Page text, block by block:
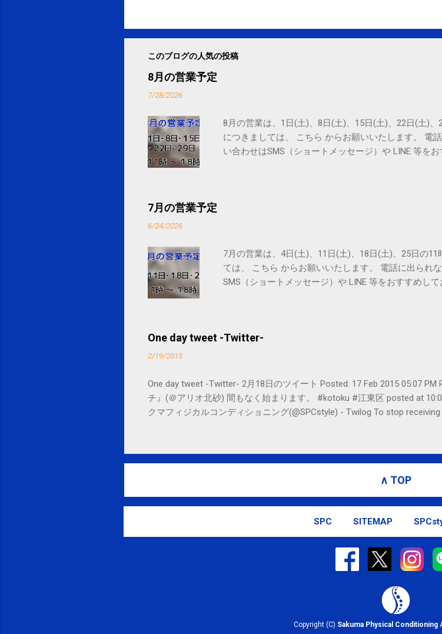
このブログの人気の投稿
8月の営業予定
7/28/2026
8月の営業は、1日(土)、8日(土)、15日(土)、22日(土)
につきましては、 こちら からお願いいたします。 電
い合わせはSMS（ショートメッセージ）や LINE 等をお
7月の営業予定
6/24/2026
7月の営業は、4日(土)、11日(土)、18日(土)、25日の
ては、 こちら からお願いいたします。 電話に出られ
SMS（ショートメッセージ）や LINE 等をおすすめして
One day tweet -Twitter-
2/19/2015
One day tweet -Twitter- 2月18日のツイート Posted: 17 Feb 2015 05:07
チ』(＠アリオ北砂) 間もなく始まります。 #kotoku #江東区 posted at
クマフィジカルコンディショニング(@SPCstyle) - Twilog To stop
∧ TOP
SPC SITEMAP
Copyright (C) Sakuma Physical Conditioning